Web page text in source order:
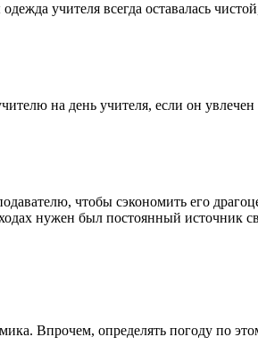
учителя всегда оставалась
на день учителя, если он
чтобы сэкономить его
нужен был постоянный источник
Впрочем, определять погоду по